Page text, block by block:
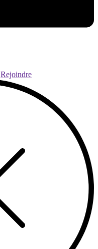
Rejoindre